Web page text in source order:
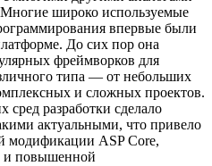
Многие широко используемые
впервые были
До сих пор она
фреймворков для
типа — от небольших
и сложных проектов.
сред разработки сделало
актуальными, что привело
модификации ASP Core,
и повышенной